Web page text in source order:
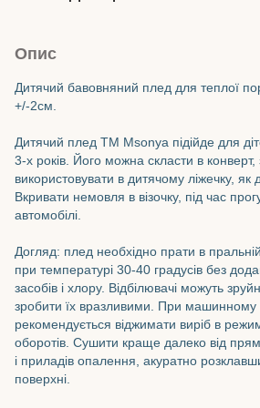
Опис
Дитячий бавовняний плед для теплої
+/-2см.
Дитячий плед TM Msonya підійде для
3-х років. Його можна скласти в конверт,
використовувати в дитячому ліжечку, як
Вкривати немовля в візочку, під час
автомобілі.
Догляд: плед необхідно прати в
при температурі 30-40 градусів без
засобів і хлору. Відбілювачі можуть
зробити їх вразливими. При машинному
рекомендується віджимати виріб в
оборотів. Сушити краще далеко від
і приладів опалення, акуратно
поверхні.